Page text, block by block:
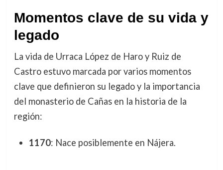
Momentos clave de su vida y
legado
La vida de Urraca López de Haro y Ruiz de
Castro estuvo marcada por varios momentos
clave que definieron su legado y la importancia
del monasterio de Cañas en la historia de la
región:
1170: Nace posiblemente en Nájera.